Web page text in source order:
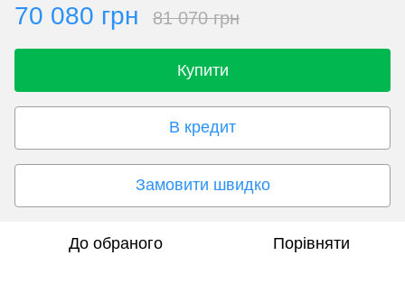
70 080 грн 81 070 грн
Купити
В кредит
Замовити швидко
До обраного Порівняти